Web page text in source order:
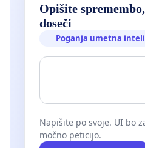
Opišite
doseči
Poganja umetna
Napišite po svoje. UI bo
močno peticijo.